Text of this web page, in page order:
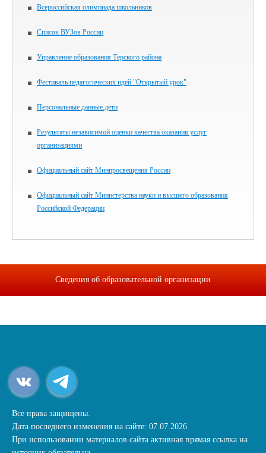
Всероссийская олимпиада школьников
Список ВУЗов России
Управление образования Терского района
Фестиваль педагогических идей "Открытый урок"
Персональные данные.дети
Результаты независимой оценки качества оказания услуг
организациями
Официальный сайт Минпросвещения России
Официальный сайт Министерства науки и высшего образования
Российской Федерации
Сведения об образовательной организации
Все права защищены.
Дата последнего изменения на сайте: 07.07.2026
При использовании материалов сайта активная прямая ссылка на